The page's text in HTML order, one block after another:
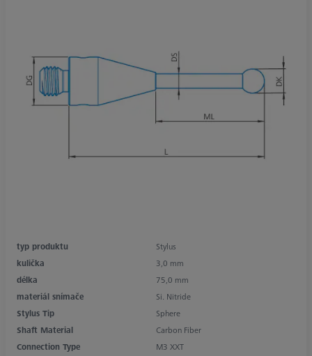
typ produktu
Stylus
kulička
3,0 mm
délka
75,0 mm
materiál snímače
Si. Nitride
Stylus Tip
Sphere
Shaft Material
Carbon Fiber
Connection Type
M3 XXT